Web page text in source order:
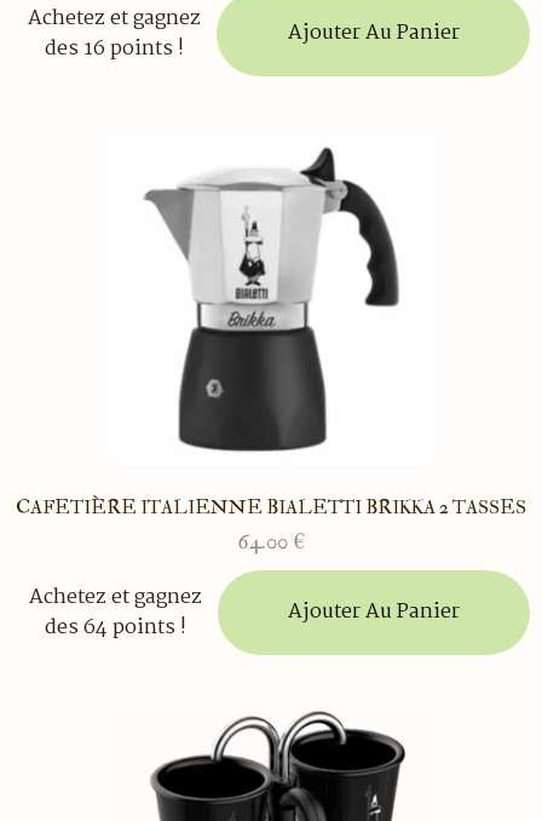
Achetez et gagnez
des 16 points !
Ajouter Au Panier
CAFETIÈRE ITALIENNE BIALETTI BRIKKA 2 TASSES
64.00 €
Achetez et gagnez
des 64 points !
Ajouter Au Panier